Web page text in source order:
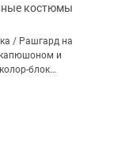
костюмы
/ Рашгард на
и
блок
цвета — черный,